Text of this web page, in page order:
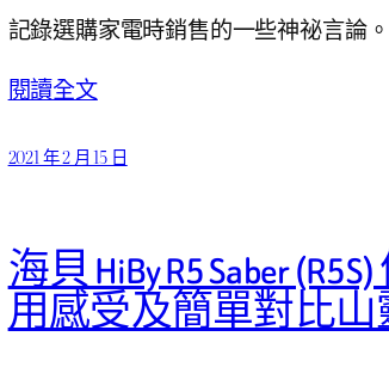
記錄選購家電時銷售的一些神祕言論。
閱讀全文
2021 年 2 月 15 日
海貝 HiBy R5 Saber
用感受及簡單對比山